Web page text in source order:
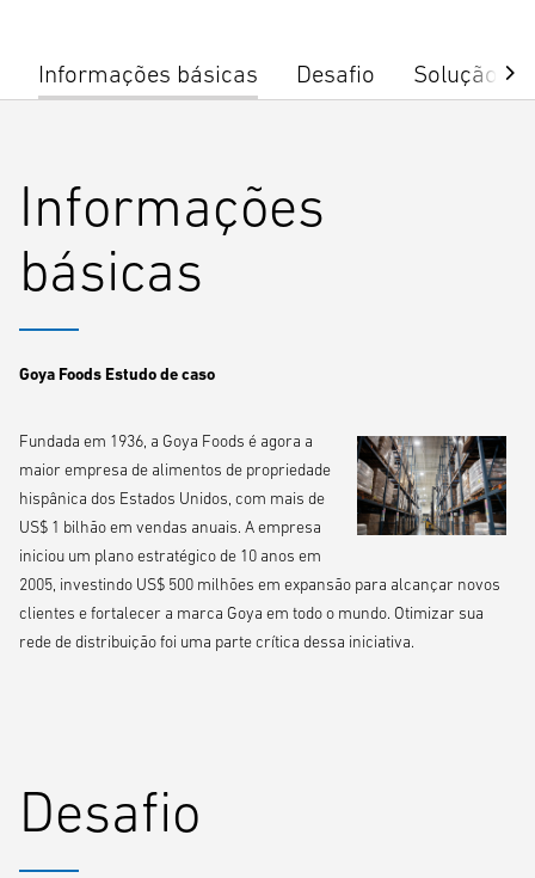
Informações básicas Desafio Solução
Informações
básicas
Goya Foods Estudo de caso
Fundada em 1936, a Goya Foods é agora a
maior empresa de alimentos de propriedade
hispânica dos Estados Unidos, com mais de
US$ 1 bilhão em vendas anuais. A empresa
iniciou um plano estratégico de 10 anos em
2005, investindo US$ 500 milhões em expansão para alcançar novos
clientes e fortalecer a marca Goya em todo o mundo. Otimizar sua
rede de distribuição foi uma parte crítica dessa iniciativa.
Desafio